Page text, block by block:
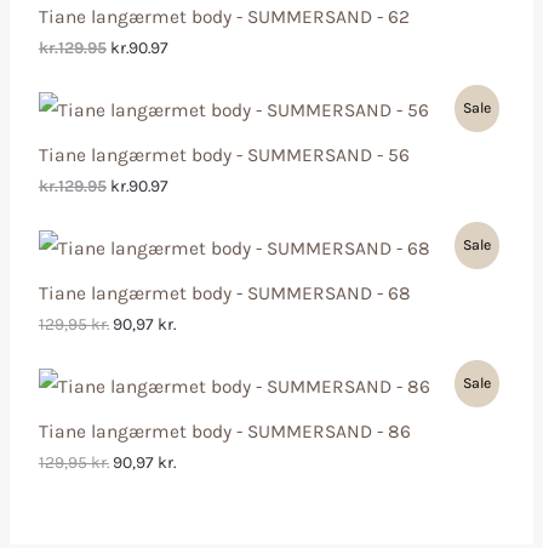
Tiane langærmet body - SUMMERSAND - 62
kr.129.95 kr.90.97
Tiane langærmet body - SUMMERSAND - 56
Sale
kr.129.95 kr.90.97
Tiane langærmet body - SUMMERSAND - 68
Sale
129,95kr. 90,97 kr.
Tiane langærmet body - SUMMERSAND - 86
Sale
129,95kr. 90,97 kr.